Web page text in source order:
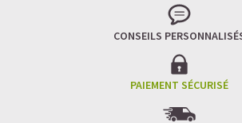
CONSEILS
PAIEMENT SÉCURISÉ